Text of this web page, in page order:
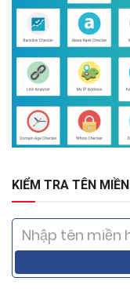
KIỂM TRA TÊN MIỀN